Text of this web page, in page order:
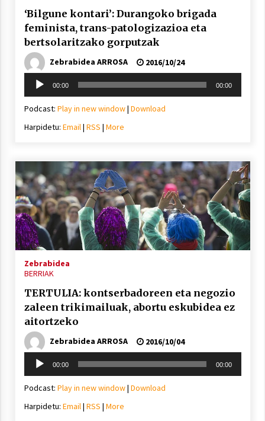
‘Bilgune kontari’: Durangoko brigada
feminista, trans-patologizazioa eta
bertsolaritzako gorputzak
Zebrabidea ARROSA
2016/10/24
Soinu
erreproduzigailua
00:00 00:00
Podcast: Play in new window| Download
Harpidetu: Email| RSS | More
Zebrabidea
BERRIAK
TERTULIA: kontserbadoreen eta negozio
zaleen trikimailuak, abortu eskubidea ez
aitortzeko
Zebrabidea ARROSA
2016/10/04
Soinu
erreproduzigailua
00:00 00:00
Podcast: Play in new window| Download
Harpidetu: Email| RSS | More